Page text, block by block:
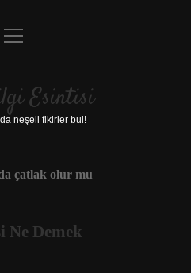
Uyarı
menüyü
Esintisi
neşeli fikirler bul!
çatlak olur mu
Ne Demek